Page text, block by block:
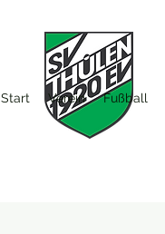
Start Verein Fußball